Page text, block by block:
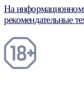
На информационном
рекомендательные